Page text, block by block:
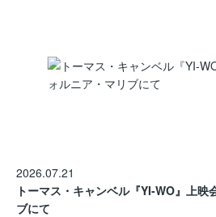
2026.07.21
トーマス・キャンベル『YI-WO』上映
ブにて